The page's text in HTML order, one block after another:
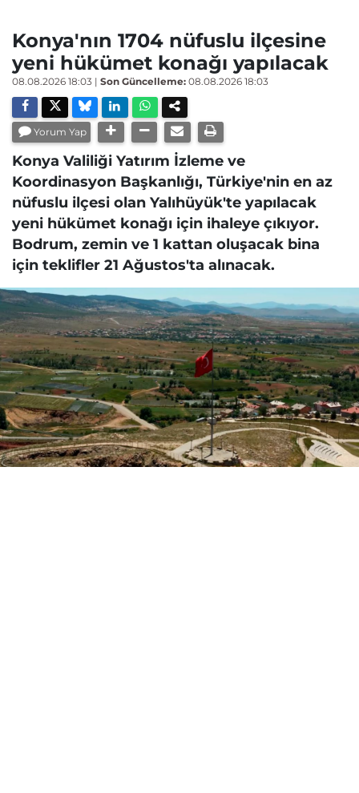
Konya'nın 1704 nüfuslu ilçesine
yeni hükümet konağı yapılacak
08.08.2026 18:03 | Son Güncelleme: 08.08.2026 18:03
Yorum Yap
Konya Valiliği Yatırım İzleme ve
Koordinasyon Başkanlığı, Türkiye'nin en az
nüfuslu ilçesi olan Yalıhüyük'te yapılacak
yeni hükümet konağı için ihaleye çıkıyor.
Bodrum, zemin ve 1 kattan oluşacak bina
için teklifler 21 Ağustos'ta alınacak.